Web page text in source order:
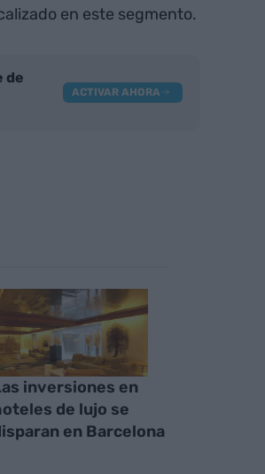
en este segmento.
de
ACTIVAR AHORA
inversiones en
de lujo se
en Barcelona